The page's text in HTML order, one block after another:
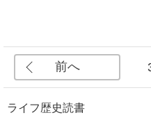
前へ
ライフ歴史読書